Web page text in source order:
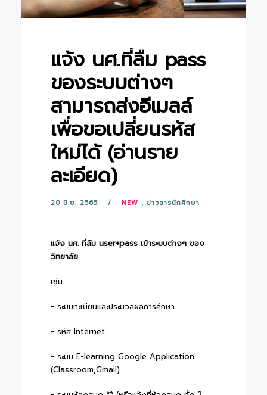
แจ้ง นศ.ที่ลืม pass
ของระบบต่างๆ
สามารถส่งอีเมลล์
เพื่อขอเปลี่ยนรหัส
ใหม่ได้ (อ่านราย
ละเอียด)
20 มิ.ย. 2565 NEW , ข่าวสารนักศึกษา
แจ้ง นศ. ที่ลืม user+pass เข้าระบบต่างๆ ของ
วิทยาลัย
เช่น
- ระบบทะเบียนและประมวลผลการศึกษา
- รหัส Internet.
- ระบบ E-learning Google Application
(Classroom,Gmail)